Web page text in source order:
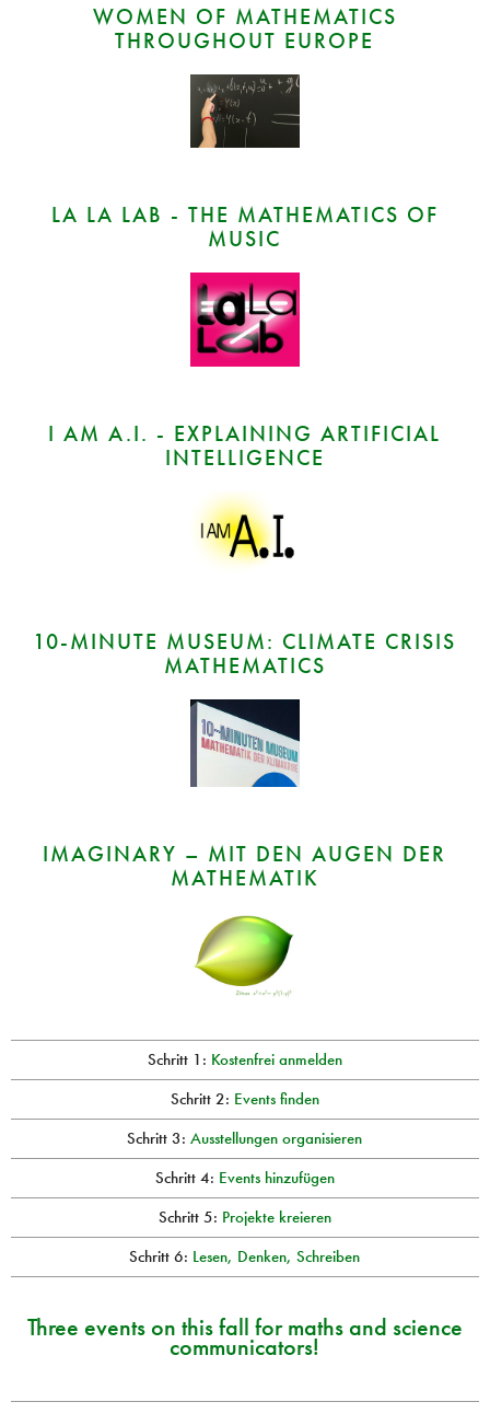
WOMEN OF MATHEMATICS
THROUGHOUT EUROPE
LA LA LAB - THE MATHEMATICS OF
MUSIC
I AM A.I. - EXPLAINING ARTIFICIAL
INTELLIGENCE
10‑MINUTE MUSEUM: CLIMATE CRISIS
MATHEMATICS
IMAGINARY – MIT DEN AUGEN DER
MATHEMATIK
Schritt 1: Kostenfrei anmelden
Schritt 2: Events finden
Schritt 3:Ausstellungen organisieren
Schritt 4: Events hinzufügen
Schritt 5: Projekte kreieren
Schritt 6: Lesen, Denken, Schreiben
Three events on this fall for maths and science
communicators!